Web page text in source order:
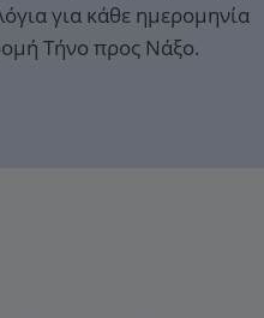
για κάθε ημερομηνία
Τήνο προς Νάξο.